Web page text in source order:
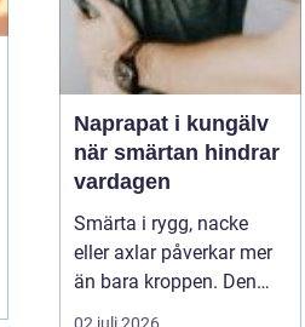
Naprapat i kungälv
när smärtan hindrar
vardagen
Smärta i rygg, nacke
eller axlar påverkar mer
än bara kroppen. Den
kan störa sömnen, göra